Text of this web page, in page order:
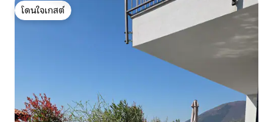
โดนใจเกสต์
โดนใจเกสต์